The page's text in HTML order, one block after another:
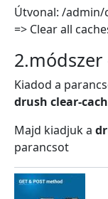
Útvonal: /
=> Clear all
2.módszer
Kiadod a
drush clear-
Majd kiadjuk a
parancsot